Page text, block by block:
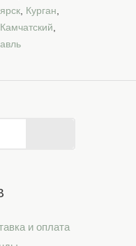
Курган
и оплата